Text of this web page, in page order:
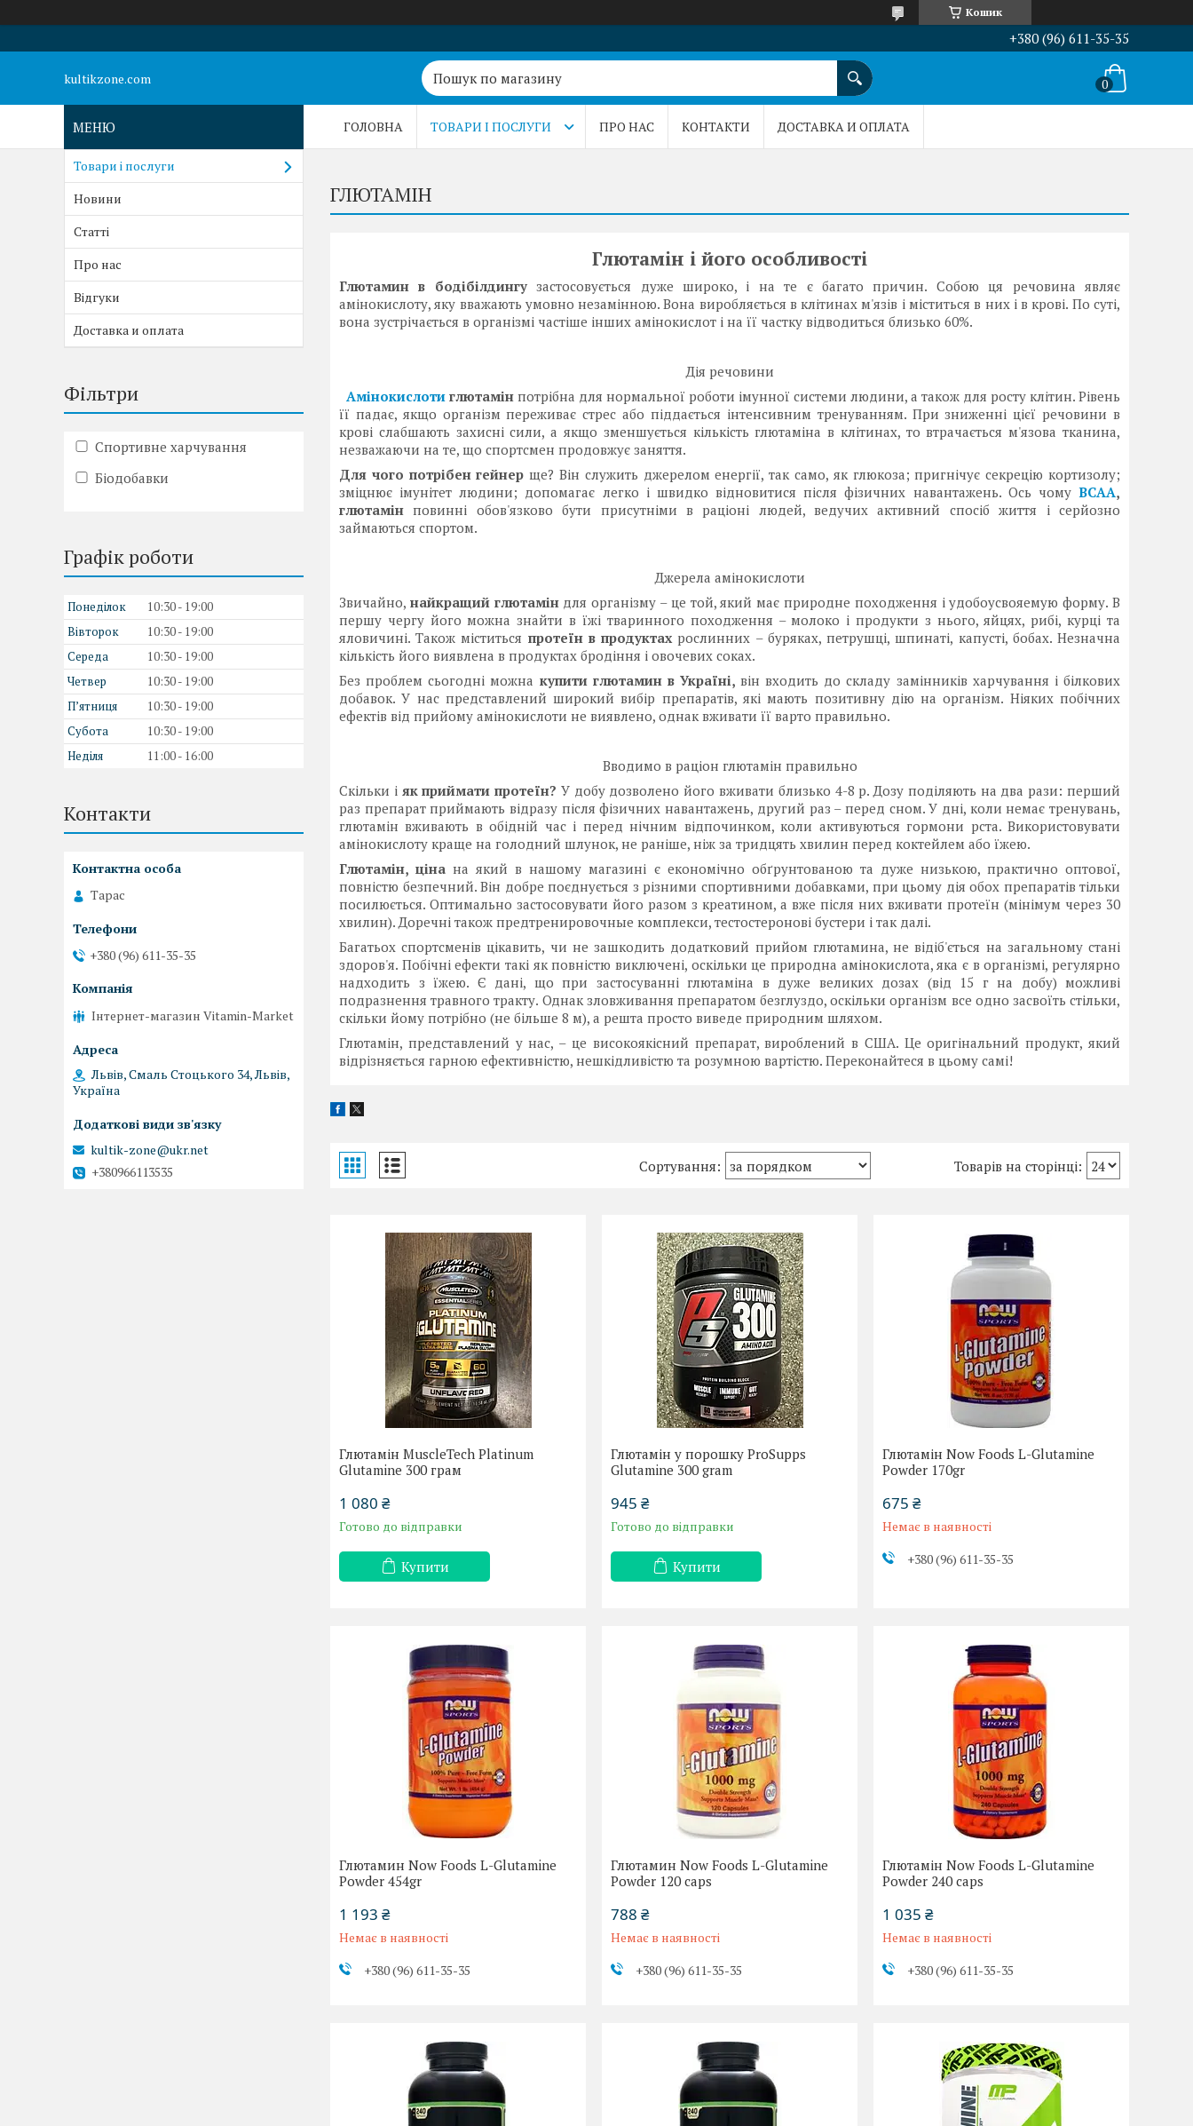
Кошик
+380 (96) 611-35-35
kultikzone.com
ГОЛОВНА ТОВАРИ І ПОСЛУГИ ПРО НАС КОНТАКТИ ДОСТАВКА И ОПЛАТА
ГЛЮТАМІН
Глютамін і його особливості
Глютамин в бодібілдингузастосовується дуже широко, і на те є багато причин. Собою ця речовина являє
амінокислоту, яку вважають умовно незамінною. Вона виробляється в клітинах м'язів і міститься в них і в крові. По суті,
вона зустрічається в організмі частіше інших амінокислот і на її частку відводиться близько 60%.
Дія речовини
Амінокислоти глютамін потрібна для нормальної роботи імунної системи людини, а також для росту клітин. Рівень
її падає, якщо організм переживає стрес або піддається інтенсивним тренуванням. При зниженні цієї речовини в
крові слабшають захисні сили, а якщо зменшується кількість глютаміна в клітинах, то втрачається м'язова тканина,
незважаючи на те, що спортсмен продовжує заняття.
Для чого потрібен гейнерще? Він служить джерелом енергії, так само, як глюкоза; пригнічує секрецію кортизолу;
зміцнює імунітет людини; допомагає легко і швидко відновитися після фізичних навантажень. Ось чому ВСАА,
глютамінповинні обов'язково бути присутніми в раціоні людей, ведучих активний спосіб життя і серйозно
займаються спортом.
Джерела амінокислоти
Звичайно, найкращий глютамін для організму – це той, який має природне походження і удобоусвояемую форму. В
першу чергу його можна знайти в їжі тваринного походження – молоко і продукти з нього, яйцях, рибі, курці та
яловичині. Також міститься протеїн в продуктах рослинних – буряках, петрушці, шпинаті, капусті, бобах. Незначна
кількість його виявлена в продуктах бродіння і овочевих соках.
Без проблем сьогодні можна купити глютамин в Україні,він входить до складу замінників харчування і білкових
добавок. У нас представлений широкий вибір препаратів, які мають позитивну дію на організм. Ніяких побічних
ефектів від прийому амінокислоти не виявлено, однак вживати її варто правильно.
Вводимо в раціон глютамін правильно
Скільки і як приймати протеїн? У добу дозволено його вживати близько 4-8 р. Дозу поділяють на два рази: перший
раз препарат приймають відразу після фізичних навантажень, другий раз – перед сном. У дні, коли немає тренувань,
глютамін вживають в обідній час і перед нічним відпочинком, коли активуються гормони рста. Використовувати
амінокислоту краще на голодний шлунок, не раніше, ніж за тридцять хвилин перед коктейлем або їжею.
Глютамін, цінана який в нашому магазині є економічно обґрунтованою та дуже низькою, практично оптової,
повністю безпечний. Він добре поєднується з різними спортивними добавками, при цьому дія обох препаратів тільки
посилюється. Оптимально застосовувати його разом з креатином, а вже після них вживати протеїн (мінімум через 30
хвилин). Доречні також предтренировочные комплекси, тестостеронові бустери і так далі.
Багатьох спортсменів цікавить, чи не зашкодить додатковий прийом глютамина, не відіб'ється на загальному стані
здоров'я. Побічні ефекти такі як повністю виключені, оскільки це природна амінокислота, яка є в організмі, регулярно
надходить з їжею. Є дані, що при застосуванні глютаміна в дуже великих дозах (від 15 г на добу) можливі
подразнення травного тракту. Однак зловживання препаратом безглуздо, оскільки організм все одно засвоїть стільки,
скільки йому потрібно (не більше 8 м), а решта просто виведе природним шляхом.
Глютамін, представлений у нас, – це високоякісний препарат, вироблений в США. Це оригінальний продукт, який
відрізняється гарною ефективністю, нешкідливістю та розумною вартістю. Переконайтеся в цьому самі!
Глютамін MuscleTech Platinum
Glutamine 300 грам
1 080 ₴
Готово до відправки
Купити
Глютамін у порошку ProSupps
Glutamine 300 gram
945 ₴
Готово до відправки
Купити
Глютамін Now Foods L-Glutamine
Powder 170gr
675 ₴
Немає в наявності
+380 (96) 611-35-35
Глютамин Now Foods L-Glutamine
Powder 454gr
1 193 ₴
Немає в наявності
+380 (96) 611-35-35
Глютамин Now Foods L-Glutamine
Powder 120 сaps
788 ₴
Немає в наявності
+380 (96) 611-35-35
Глютамін Now Foods L-Glutamine
Powder 240 сарѕ
1 035 ₴
Немає в наявності
+380 (96) 611-35-35
Товари і послуги
Новини
Статті
Про нас
Відгуки
Доставка и оплата
Фільтри
Спортивне харчування
Біодобавки
Графік роботи
Понеділок 10:30
19:00
Вівторок
10:30
19:00
Середа
10:30
19:00
Четвер
10:30
19:00
Пʼятниця
10:30
19:00
Субота
10:30
19:00
Неділя
11:00 16:00
Контакти
Тарас
+380 (96) 611-35-35
Інтернет-магазин Vitamin-Market
Львів, Смаль Стоцького 34, Львів,
Україна
kultik-zone@ukr.net
+380966113535